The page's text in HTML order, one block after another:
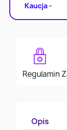
Kaucja -
Regulamin
Opis